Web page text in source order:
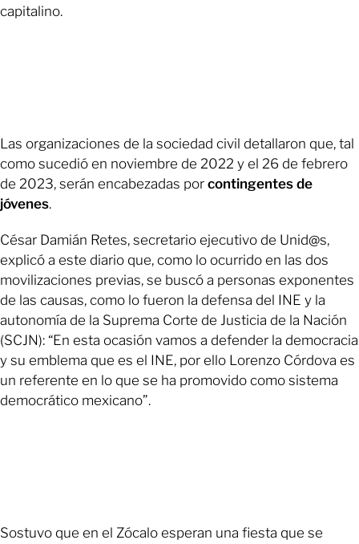
capitalino.
Las organizaciones de la sociedad civil detallaron que, tal
como sucedió en noviembre de 2022 y el 26 de febrero
de 2023, serán encabezadas por contingentes de
jóvenes.
César Damián Retes, secretario ejecutivo de Unid@s,
explicó a este diario que, como lo ocurrido en las dos
movilizaciones previas, se buscó a personas exponentes
de las causas, como lo fueron la defensa del INE y la
autonomía de la Suprema Corte de Justicia de la Nación
(SCJN): “En esta ocasión vamos a defender la democracia
y su emblema que es el INE, por ello Lorenzo Córdova es
un referente en lo que se ha promovido como sistema
democrático mexicano”.
Sostuvo que en el Zócalo esperan una fiesta que se